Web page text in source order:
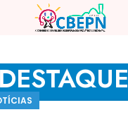
DESTAQUE